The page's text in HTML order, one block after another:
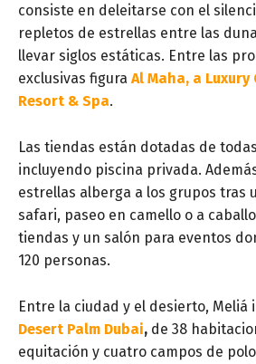
consiste en deleitarse con el
repletos de estrellas entre las
llevar siglos estáticas. Entre las
exclusivas figura Al Maha, a
Resort & Spa.
Las tiendas están dotadas de
incluyendo piscina privada.
estrellas alberga a los grupos tras
safari, paseo en camello o a
tiendas y un salón para eventos
120 personas.
Entre la ciudad y el desierto, Meliá
Desert Palm Dubai, de 38
equitación y cuatro campos de